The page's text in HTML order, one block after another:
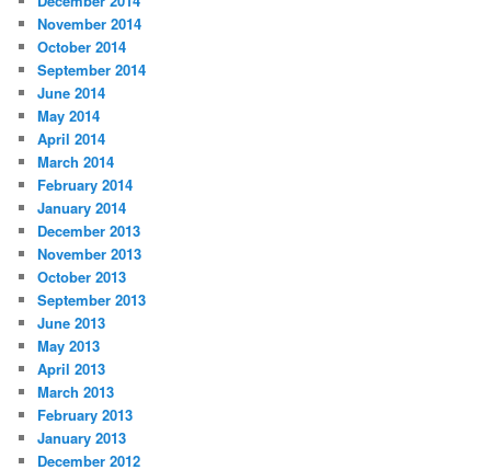
November 2014
October 2014
September 2014
June 2014
May 2014
April 2014
March 2014
February 2014
January 2014
December 2013
November 2013
October 2013
September 2013
June 2013
May 2013
April 2013
March 2013
February 2013
January 2013
December 2012